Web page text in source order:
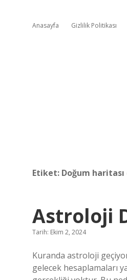
Anasayfa Gizlilik Politikası
Etiket: Doğum haritası
Astroloji
Tarih: Ekim 2, 2024
Kuranda astroloji
gelecek hesaplamaları